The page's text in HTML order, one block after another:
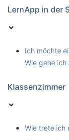
LernApp in der
Ich möchte
Wie gehe ich
Klassenzimmer
Wie trete ich